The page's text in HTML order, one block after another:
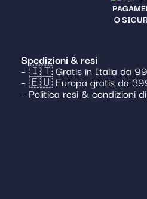
O
Spedizioni & resi
– 🇮🇹 Gratis in Italia da
– 🇪🇺 Europa gratis da
– Politica resi & condizioni